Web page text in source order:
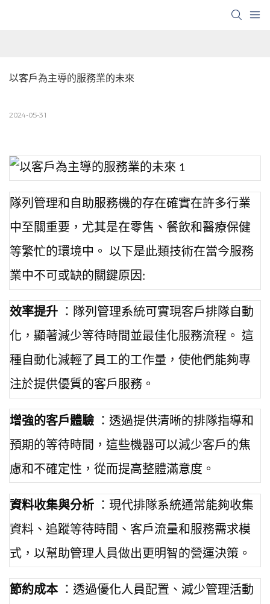
以客戶為主導的服務業的未來
2024-05-31
隊列管理和自助服務機的存在確實在許多行業
中至關重要，尤其是在零售、餐飲和醫療保健
等繁忙的環境中。 以下是此類技術在當今服務
業中不可或缺的關鍵原因:
效率提升
：隊列管理系統可實現客戶排隊自動
化，顯著減少等待時間並最佳化服務流程。 這
種自動化減輕了員工的工作量，使他們能夠專
注於提供優質的客戶服務。
增強的客戶體驗
：透過提供清晰的排隊指導和
預期的等待時間，這些機器可以減少客戶的焦
慮和不確定性，從而提高整體滿意度。
資料收集與分析
：現代排隊系統通常能夠收集
資料、追蹤等待時間、客戶流量和服務需求模
式，以幫助管理人員做出更明智的營運決策。
節約成本 ：透過優化人員配置、減少管理活動